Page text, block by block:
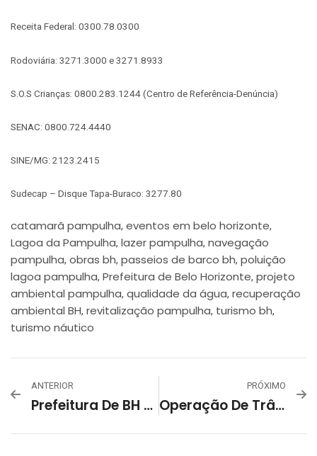
Receita Federal: 0300.78.0300
Rodoviária: 3271.3000 e 3271.8933
S.O.S Crianças: 0800.283.1244 (Centro de Referência-Denúncia)
SENAC: 0800.724.4440
SINE/MG: 2123.2415
Sudecap – Disque Tapa-Buraco: 3277.80
catamarã pampulha, eventos em belo horizonte,
Lagoa da Pampulha, lazer pampulha, navegação
pampulha, obras bh, passeios de barco bh, poluição
lagoa pampulha, Prefeitura de Belo Horizonte, projeto
ambiental pampulha, qualidade da água, recuperação
ambiental BH, revitalização pampulha, turismo bh,
turismo náutico
ANTERIOR
Prefeitura De BH Esclarece Motivo Da Coloração Esverdeada Na Lagoa Da Pampulha
PRÓXIMO
Operação De Trânsito Para Shows De Marisa Monte Na Pampulha Contará Com Linha Especial De Ônibus